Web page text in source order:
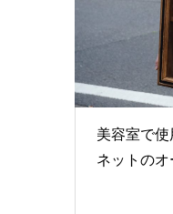
美容室で
ネットのオ